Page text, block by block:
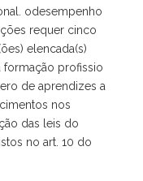
odesempenho
requer cinco
elencada(s)
formação profissio
de aprendizes a
nos
das leis do
no art. 10 do